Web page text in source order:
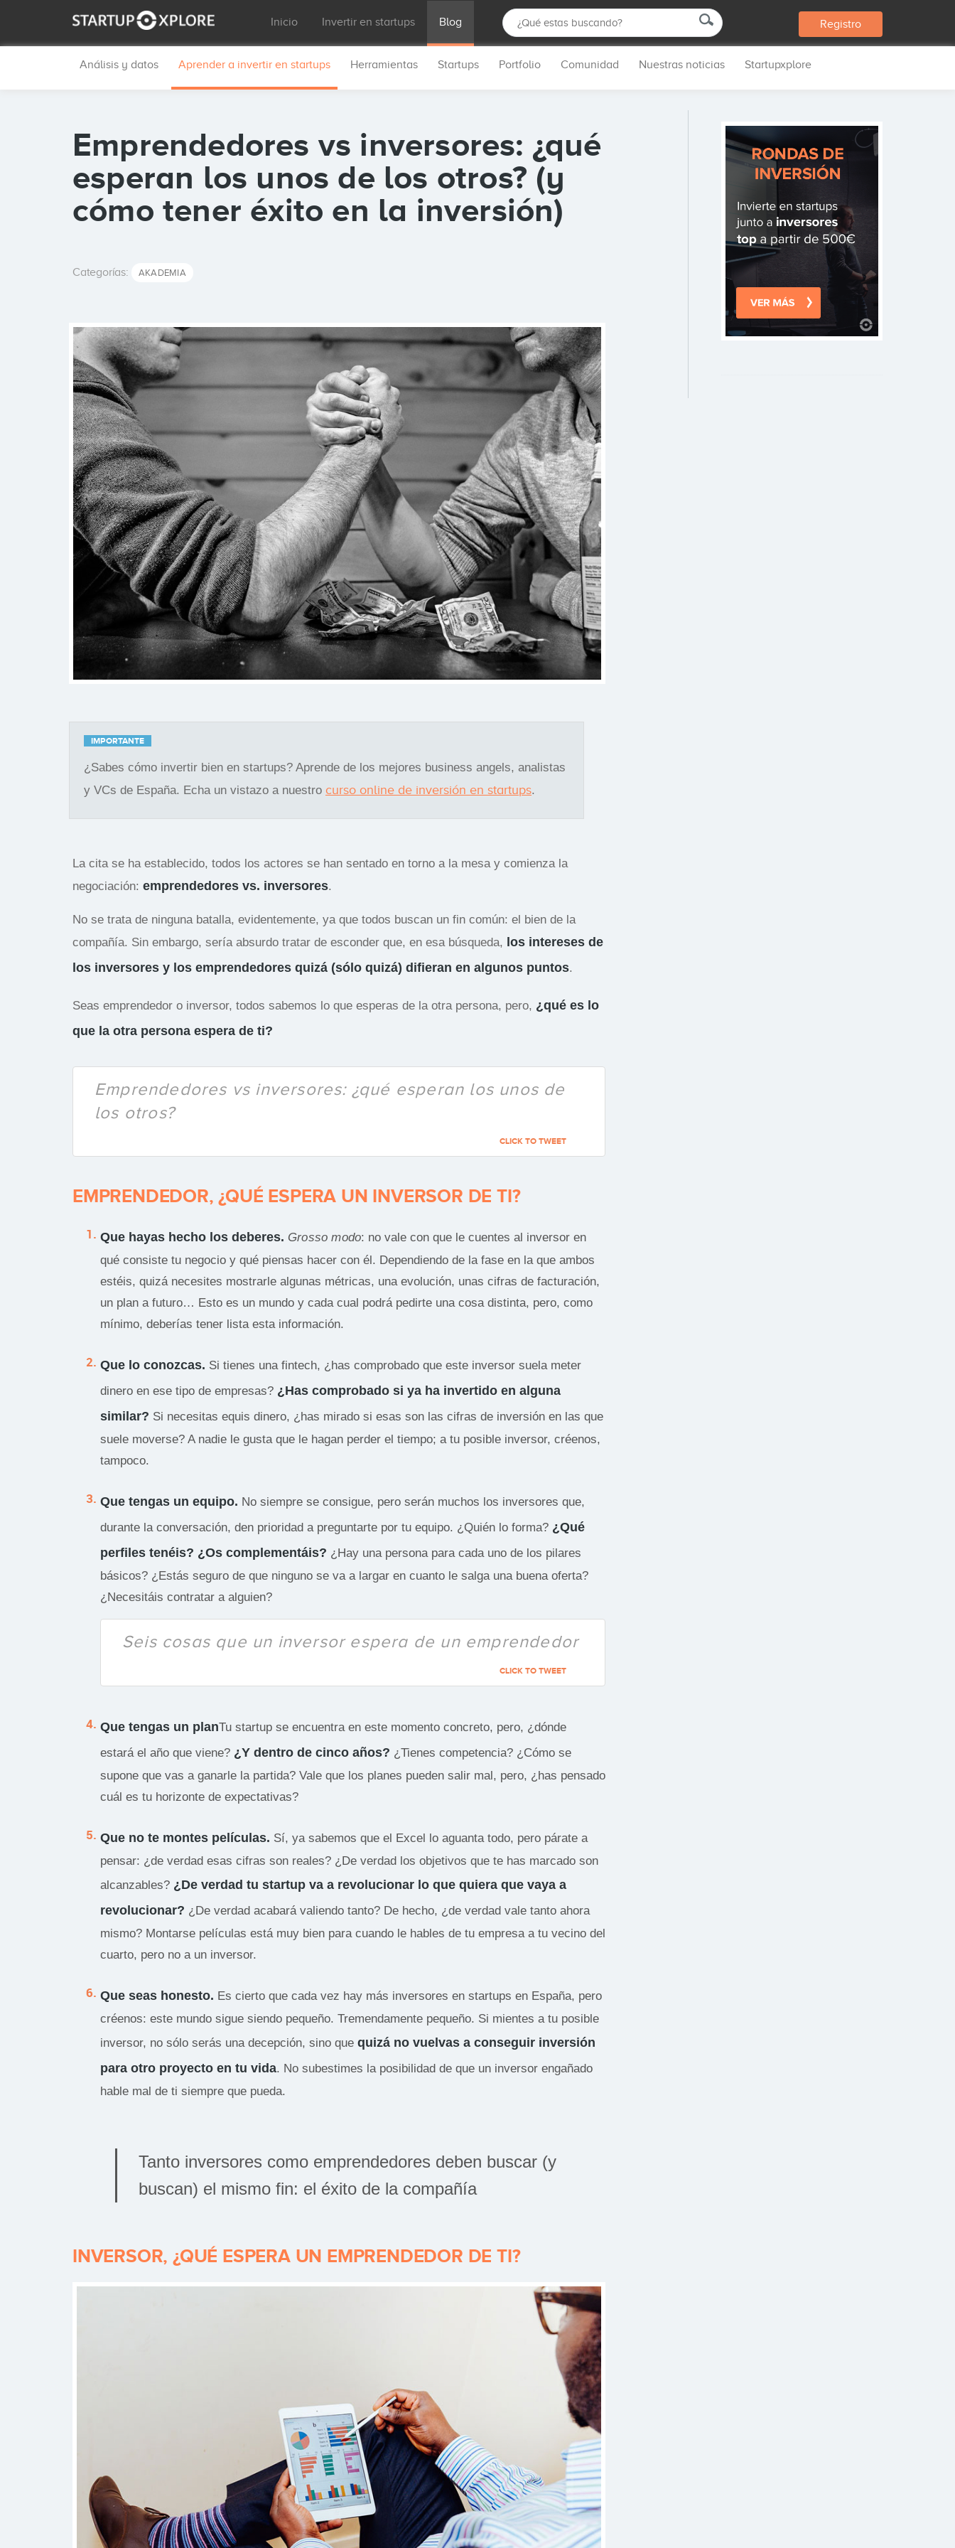
Inicio Invertir en startups Blog Registro
Análisis y datos Aprender a invertir en startups Herramientas Startups Portfolio Comunidad Nuestras noticias Startupxplore
Emprendedores vs inversores: ¿qué
esperan los unos de los otros? (y
cómo tener éxito en la inversión)
Categorías: AKADEMIA
IMPORTANTE
¿Sabes cómo invertir bien en startups? Aprende de los mejores business angels, analistas
y VCs de España. Echa un vistazo a nuestro curso online de inversión en startups.
La cita se ha establecido, todos los actores se han sentado en torno a la mesa y comienza la
negociación: emprendedores vs. inversores.
No se trata de ninguna batalla, evidentemente, ya que todos buscan un fin común: el bien de la
compañía. Sin embargo, sería absurdo tratar de esconder que, en esa búsqueda, los intereses de
los inversores y los emprendedores quizá (sólo quizá) difieran en algunos puntos.
Seas emprendedor o inversor, todos sabemos lo que esperas de la otra persona, pero, ¿qué es lo
que la otra persona espera de ti?
Emprendedores vs inversores: ¿qué esperan los unos de
los otros?
CLICK TO TWEET
EMPRENDEDOR, ¿QUÉ ESPERA UN INVERSOR DE TI?
Que hayas hecho los deberes. Grosso modo: no vale con que le cuentes al inversor en
qué consiste tu negocio y qué piensas hacer con él. Dependiendo de la fase en la que ambos
estéis, quizá necesites mostrarle algunas métricas, una evolución, unas cifras de facturación,
un plan a futuro… Esto es un mundo y cada cual podrá pedirte una cosa distinta, pero, como
mínimo, deberías tener lista esta información.
Que lo conozcas. Si tienes una fintech, ¿has comprobado que este inversor suela meter
dinero en ese tipo de empresas? ¿Has comprobado si ya ha invertido en alguna
similar? Si necesitas equis dinero, ¿has mirado si esas son las cifras de inversión en las que
suele moverse? A nadie le gusta que le hagan perder el tiempo; a tu posible inversor, créenos,
tampoco.
Que tengas un equipo. No siempre se consigue, pero serán muchos los inversores que,
durante la conversación, den prioridad a preguntarte por tu equipo. ¿Quién lo forma? ¿Qué
perfiles tenéis? ¿Os complementáis? ¿Hay una persona para cada uno de los pilares
básicos? ¿Estás seguro de que ninguno se va a largar en cuanto le salga una buena oferta?
¿Necesitáis contratar a alguien?
Seis cosas que un inversor espera de un emprendedor
CLICK TO TWEET
Que tengas un planTu startup se encuentra en este momento concreto, pero, ¿dónde
estará el año que viene? ¿Y dentro de cinco años? ¿Tienes competencia? ¿Cómo se
supone que vas a ganarle la partida? Vale que los planes pueden salir mal, pero, ¿has pensado
cuál es tu horizonte de expectativas?
Que no te montes películas. Sí, ya sabemos que el Excel lo aguanta todo, pero párate a
pensar: ¿de verdad esas cifras son reales? ¿De verdad los objetivos que te has marcado son
alcanzables? ¿De verdad tu startup va a revolucionar lo que quiera que vaya a
revolucionar? ¿De verdad acabará valiendo tanto? De hecho, ¿de verdad vale tanto ahora
mismo? Montarse películas está muy bien para cuando le hables de tu empresa a tu vecino del
cuarto, pero no a un inversor.
Que seas honesto. Es cierto que cada vez hay más inversores en startups en España, pero
créenos: este mundo sigue siendo pequeño. Tremendamente pequeño. Si mientes a tu posible
inversor, no sólo serás una decepción, sino que quizá no vuelvas a conseguir inversión
para otro proyecto en tu vida. No subestimes la posibilidad de que un inversor engañado
hable mal de ti siempre que pueda.
Tanto inversores como emprendedores deben buscar (y
buscan) el mismo fin: el éxito de la compañía
INVERSOR, ¿QUÉ ESPERA UN EMPRENDEDOR DE TI?